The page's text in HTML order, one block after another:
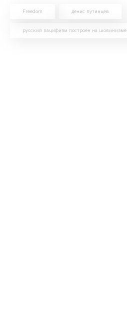
Freedom денис путинцев
русский пацифизм построен на шовинизме